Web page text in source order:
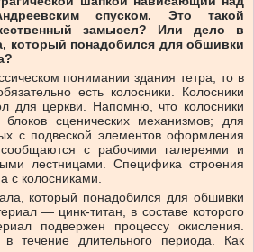
спуском. Это такой
замысел? Или дело в
который понадобился для обшивки
понимании здания тетра, то в
есть колосники. Колосники
для церкви. Напомню, что колосники
сценических механизмов; для
с подвеской элементов оформления
сообщаются с рабочими галереями и
лестницами. Специфика строения
с колосниками.
который понадобился для обшивки
— цинк-титан, в составе которого
подвержен процессу окисления.
течение длительного периода. Как